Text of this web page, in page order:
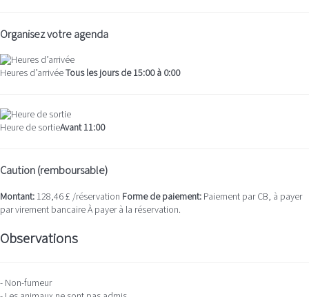
Organisez votre agenda
Heures d’arrivéeTous les jours de 15:00 à 0:00
Heure de sortieAvant 11:00
Caution (remboursable)
Montant: 128,46 £ /réservation Forme de paiement: Paiement par CB, à payer
par virement bancaireÀ payer à la réservation.
Observations
- Non-fumeur